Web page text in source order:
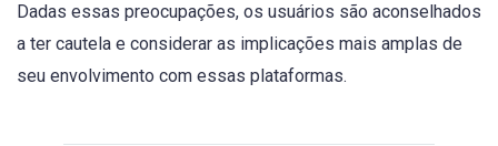
Dadas essas preocupações, os usuários são aconselhados
a ter cautela e considerar as implicações mais amplas de
seu envolvimento com essas plataformas.